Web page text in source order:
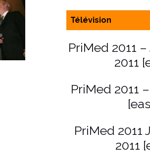
Télévision
PriMed 2011
2011
PriMed 2011
PriMed 2011
2011